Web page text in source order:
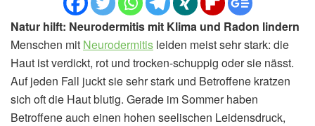
Natur hilft: Neurodermitis mit Klima und Radon lindern
Menschen mit Neurodermitis leiden meist sehr stark: die
Haut ist verdickt, rot und trocken-schuppig oder sie nässt.
Auf jeden Fall juckt sie sehr stark und Betroffene kratzen
sich oft die Haut blutig. Gerade im Sommer haben
Betroffene auch einen hohen seelischen Leidensdruck,